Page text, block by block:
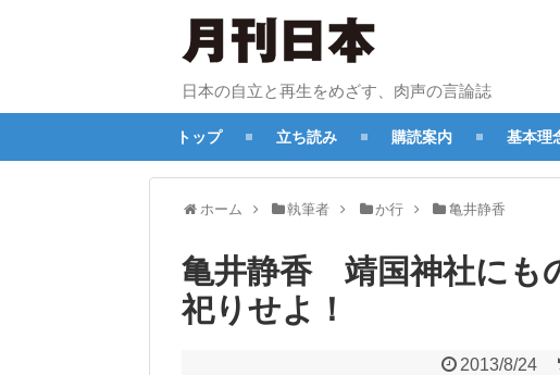
日本の自立と再生をめざす、肉声の言論誌
トップ 立ち読み 購読案内 基本理
ホーム 執筆者 か行 亀井静香
亀井静香 靖国神社にも
祀りせよ！
2013/8/24